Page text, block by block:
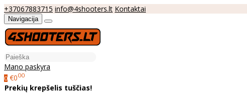
+37067883715 info@4shooters.lt Kontaktai
Navigacija
Mano paskyra
0 €000
Prekių krepšelis tuščias!